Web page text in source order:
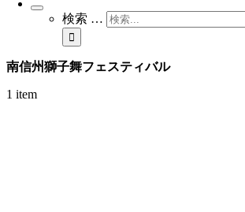
検索 …
南信州獅子舞フェスティバル
1 item